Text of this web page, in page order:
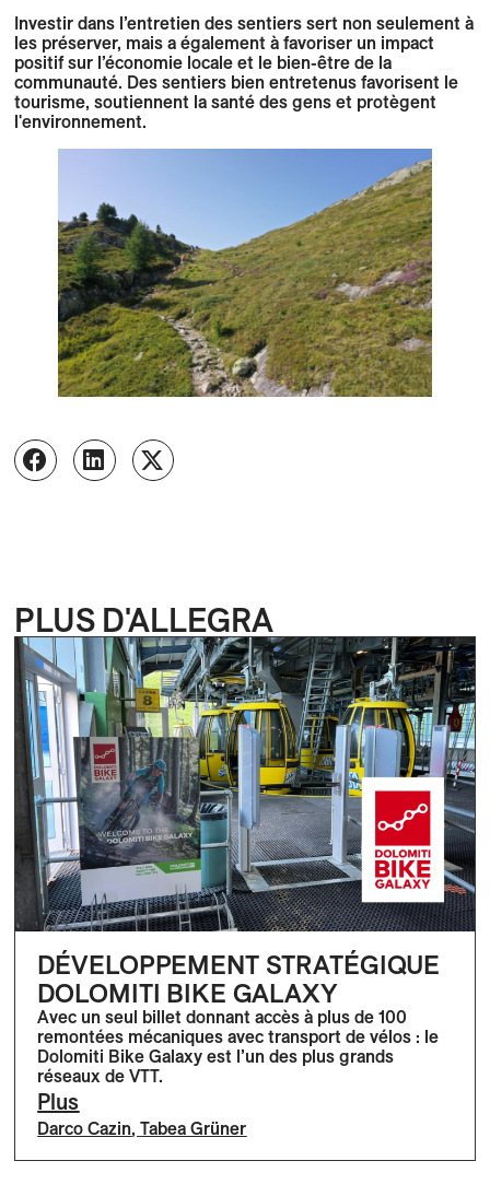
Investir dans l’entretien des sentiers sert non seulement à
les préserver, mais a également à favoriser un impact
positif sur l’économie locale et le bien-être de la
communauté. Des sentiers bien entretenus favorisent le
tourisme, soutiennent la santé des gens et protègent
l'environnement.
PLUS D'ALLEGRA
DÉVELOPPEMENT STRATÉGIQUE
DOLOMITI BIKE GALAXY
Avec un seul billet donnant accès à plus de 100
remontées mécaniques avec transport de vélos : le
Dolomiti Bike Galaxy est l’un des plus grands
réseaux de VTT.
Plus
Darco Cazin,Tabea Grüner